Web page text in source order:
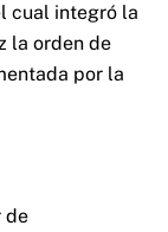
cual integró la
la orden de
por la
de